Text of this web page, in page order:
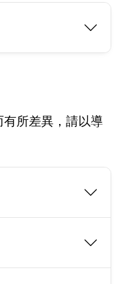
所差異，請以導